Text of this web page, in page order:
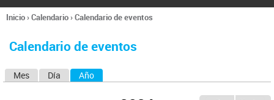
l
Se
usted
Inicio›Calendario›Calendario de eventos
Calendario de eventos
Mes Día Año